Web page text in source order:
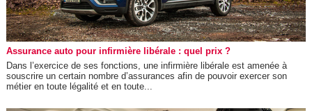
Assurance auto pour infirmière libérale : quel prix ?
Dans l’exercice de ses fonctions, une infirmière libérale est amenée à
souscrire un certain nombre d’assurances afin de pouvoir exercer son
métier en toute légalité et en toute...